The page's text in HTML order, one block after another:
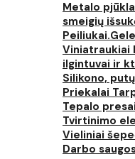
Metalo
smeigių
Viniatraukiai
ilgintuvai ir
Silikono,
Priekalai
Tepalo
Tvirtinimo
Vieliniai
Darbo